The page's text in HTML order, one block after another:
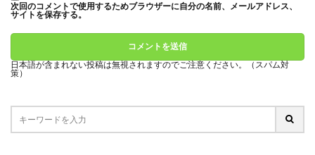
次回のコメントで使用するためブラウザーに自分の名前、メールアドレス、
サイトを保存する。
日本語が含まれない投稿は無視されますのでご注意ください。（スパム対
策）